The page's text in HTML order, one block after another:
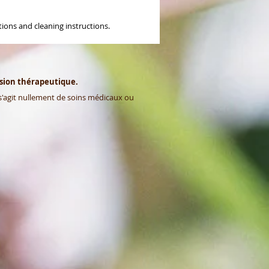
and cleaning instructions.
thérapeutique.
nullement de soins médicaux ou